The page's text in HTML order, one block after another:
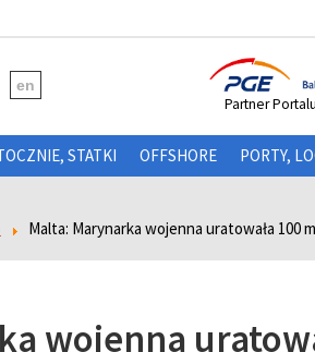
en
Partner Portalu
STATKI OFFSHORE PORTY,
Malta: Marynarka wojenna uratowała 100
wojenna